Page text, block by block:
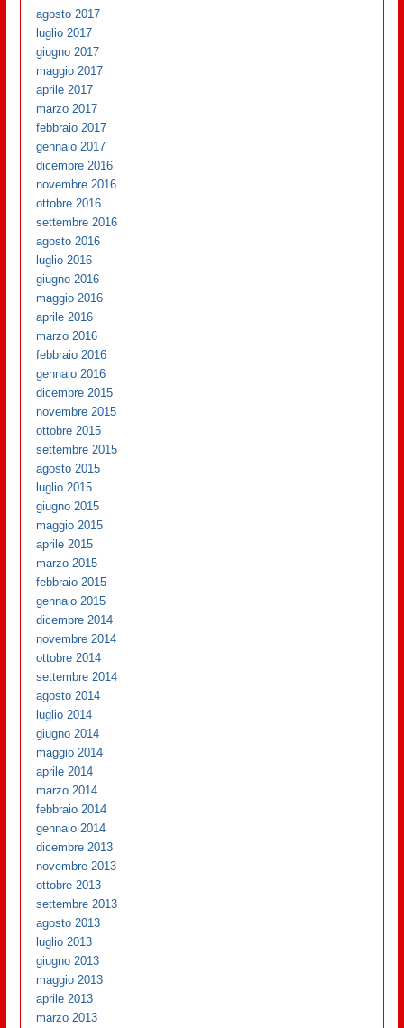
agosto 2017
luglio 2017
giugno 2017
maggio 2017
aprile 2017
marzo 2017
febbraio 2017
gennaio 2017
dicembre 2016
novembre 2016
ottobre 2016
settembre 2016
agosto 2016
luglio 2016
giugno 2016
maggio 2016
aprile 2016
marzo 2016
febbraio 2016
gennaio 2016
dicembre 2015
novembre 2015
ottobre 2015
settembre 2015
agosto 2015
luglio 2015
giugno 2015
maggio 2015
aprile 2015
marzo 2015
febbraio 2015
gennaio 2015
dicembre 2014
novembre 2014
ottobre 2014
settembre 2014
agosto 2014
luglio 2014
giugno 2014
maggio 2014
aprile 2014
marzo 2014
febbraio 2014
gennaio 2014
dicembre 2013
novembre 2013
ottobre 2013
settembre 2013
agosto 2013
luglio 2013
giugno 2013
maggio 2013
aprile 2013
marzo 2013